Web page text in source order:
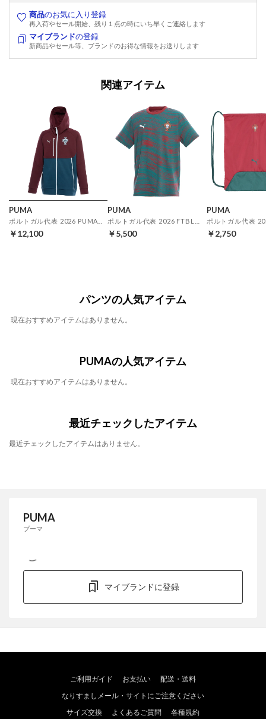
商品のお気に入り登録
再入荷やセール開始、残り１点の時にいち早くご連絡します
マイブランドの登録
新商品やセール等、ブランドのお得な情報をお送りします
関連アイテム
PUMA
￥12,100
PUMA
￥5,500
PUMA
￥2,750
パンツの人気アイテム
現在おすすめアイテムはありません。
PUMAの人気アイテム
現在おすすめアイテムはありません。
最近チェックしたアイテム
最近チェックしたアイテムはありません。
PUMA
プーマ
マイブランドに登録
ご利用ガイド お支払い
配送・送料
なりすましメール・サイトにご注意ください
サイズ交換
よくあるご質問 各種規約